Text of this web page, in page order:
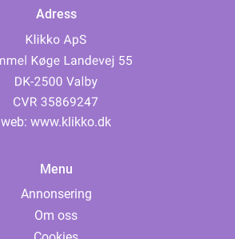
Adress
web: www.klikko.dk
Menu
Annonsering
Om oss